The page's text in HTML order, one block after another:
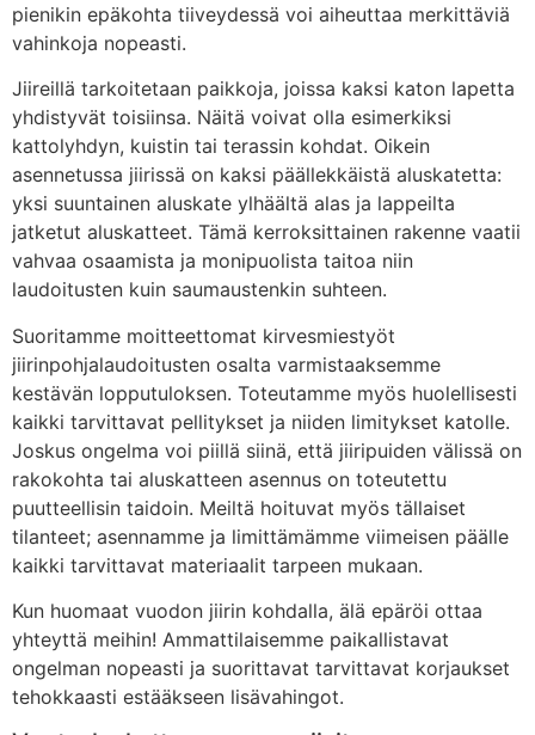
pienikin epäkohta tiiveydessä voi aiheuttaa merkittäviä
vahinkoja nopeasti.
Jiireillä tarkoitetaan paikkoja, joissa kaksi katon lapetta
yhdistyvät toisiinsa. Näitä voivat olla esimerkiksi
kattolyhdyn, kuistin tai terassin kohdat. Oikein
asennetussa jiirissä on kaksi päällekkäistä aluskatetta:
yksi suuntainen aluskate ylhäältä alas ja lappeilta
jatketut aluskatteet. Tämä kerroksittainen rakenne vaatii
vahvaa osaamista ja monipuolista taitoa niin
laudoitusten kuin saumaustenkin suhteen.
Suoritamme moitteettomat kirvesmiestyöt
jiirinpohjalaudoitusten osalta varmistaaksemme
kestävän lopputuloksen. Toteutamme myös huolellisesti
kaikki tarvittavat pellitykset ja niiden limitykset katolle.
Joskus ongelma voi piillä siinä, että jiiripuiden välissä on
rakokohta tai aluskatteen asennus on toteutettu
puutteellisin taidoin. Meiltä hoituvat myös tällaiset
tilanteet; asennamme ja limittämämme viimeisen päälle
kaikki tarvittavat materiaalit tarpeen mukaan.
Kun huomaat vuodon jiirin kohdalla, älä epäröi ottaa
yhteyttä meihin! Ammattilaisemme paikallistavat
ongelman nopeasti ja suorittavat tarvittavat korjaukset
tehokkaasti estääkseen lisävahingot.